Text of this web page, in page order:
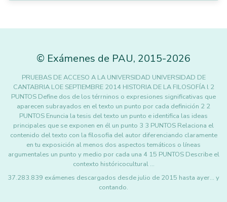
© Exámenes de PAU, 2015-2026
PRUEBAS DE ACCESO A LA UNIVERSIDAD UNIVERSIDAD DE
CANTABRIA LOE SEPTIEMBRE 2014 HISTORIA DE LA FILOSOFÍA l 2
PUNTOS Define dos de los térrninos o expresiones significativas que
aparecen subrayados en el texto un punto por cada definición 2 2
PUNTOS Enuncia la tesis del texto un punto e identifica las ideas
principales que se exponen en él un punto 3 3 PUNTOS Relaciona el
contenido del texto con la filosofia del autor diferenciando claramente
en tu exposición al menos dos aspectos temáticos o líneas
argumentales un punto y medio por cada una 4 15 PUNTOS Describe el
contexto históricocultural …
37.283.839 exámenes descargados desde julio de 2015 hasta ayer... y
contando.